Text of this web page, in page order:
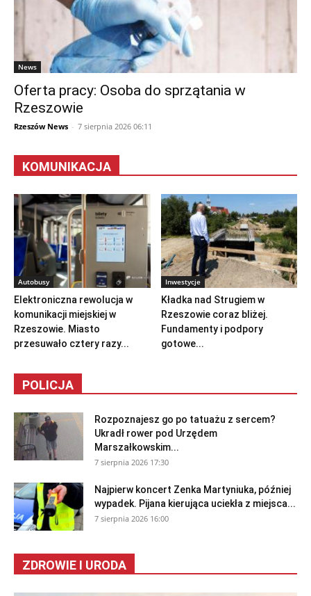
News
Oferta pracy: Osoba do sprzątania w
Rzeszowie
Rzeszów News - 7 sierpnia 2026 06:11
KOMUNIKACJA
Autobusy
Elektroniczna rewolucja w
komunikacji miejskiej w
Rzeszowie. Miasto
przesuwało cztery razy...
Inwestycje
Kładka nad Strugiem w
Rzeszowie coraz bliżej.
Fundamenty i podpory
gotowe...
POLICJA
Rozpoznajesz go po tatuażu z sercem?
Ukradł rower pod Urzędem
Marszałkowskim...
7 sierpnia 2026 17:30
Najpierw koncert Zenka Martyniuka, później
wypadek. Pijana kierująca uciekła z miejsca...
7 sierpnia 2026 16:00
ZDROWIE I URODA